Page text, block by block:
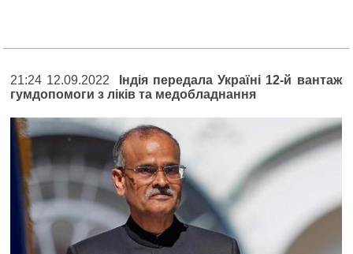
21:24 12.09.2022
Індія передала Україні 12-й вантаж
гумдопомоги з ліків та медобладнання